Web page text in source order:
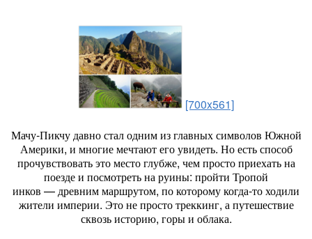
[700x561]
Мачу‑Пикчудавносталоднимизглавныхсимволов Южной
Америки, и многиемечтаютегоувидеть. Ноестьспособ
прочувствоватьэтоместоглубже, чемпростоприехатьна
поездеи посмотретьнаруины: пройти Тропой
инков — древниммаршрутом, покоторомукогда‑тоходили
жители империи. Этонепростотреккинг, апутешествие
сквозьисторию, горыи облака.